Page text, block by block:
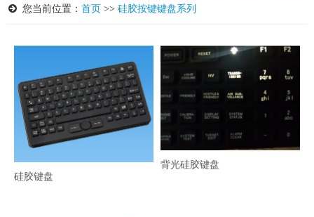
您当前位置： 首页 >> 硅胶按键键盘系列
硅胶键盘
背光硅胶键盘